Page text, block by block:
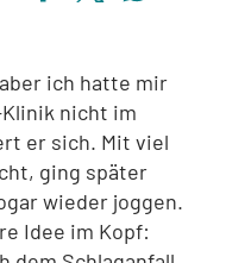
ich hatte mir
nicht im
er sich. Mit viel
ging später
wieder joggen.
Idee im Kopf: